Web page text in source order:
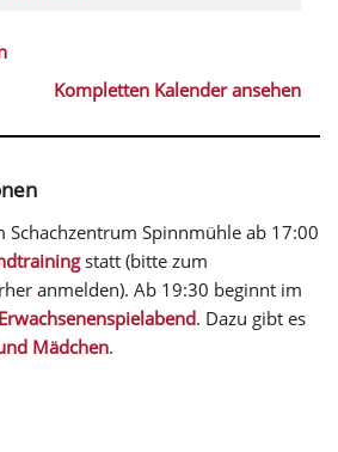
Kompletten Kalender ansehen
Schachzentrum Spinnmühle ab 17:00
statt (bitte zum
anmelden). Ab 19:30 beginnt im
Erwachsenenspielabend. Dazu gibt es
Mädchen.